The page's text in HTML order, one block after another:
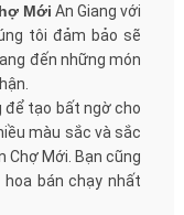
Mới An Giang với
tôi đảm bảo sẽ
đến những món
để tạo bất ngờ cho
màu sắc và sắc
Chợ Mới. Bạn cũng
bán chạy nhất